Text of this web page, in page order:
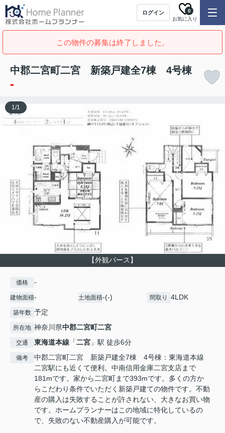
ログイン
お気に入り
0
この物件の募集は終了しました。
中郡二宮町二宮 新築戸建全7棟 4号棟
-
【外観パース】
1/1
価格 -
建物面積- 土地面積-(-) 間取り 4LDK
築年数 予定
所在地 神奈川県中郡二宮町二宮
交通 東海道本線 「二宮 」駅 徒歩6分
備考
中郡二宮町二宮 新築戸建全7棟 4号棟：東海道本線
二宮駅にも近くて便利。中南信用金庫二宮支店まで
181mです。家から二宮町まで393mです。多くの方か
らこだわり条件でいただく新築戸建ての物件です。不動
産の購入は失敗することが許されない、大きなお買い物
です。ホームプランナーはこの地域に特化しているの
で、失敗のない不動産購入が可能です。